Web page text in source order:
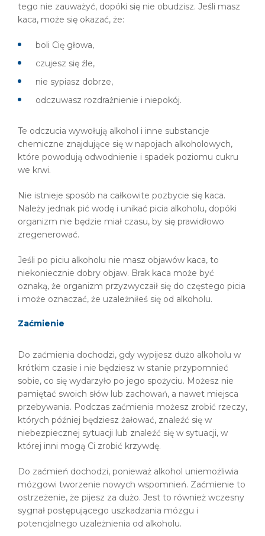
tego nie zauważyć, dopóki się nie obudzisz. Jeśli masz
kaca, może się okazać, że:
boli Cię głowa,
czujesz się źle,
nie sypiasz dobrze,
odczuwasz rozdrażnienie i niepokój.
Te odczucia wywołują alkohol i inne substancje
chemiczne znajdujące się w napojach alkoholowych,
które powodują odwodnienie i spadek poziomu cukru
we krwi.
Nie istnieje sposób na całkowite pozbycie się kaca.
Należy jednak pić wodę i unikać picia alkoholu, dopóki
organizm nie będzie miał czasu, by się prawidłowo
zregenerować.
Jeśli po piciu alkoholu nie masz objawów kaca, to
niekoniecznie dobry objaw. Brak kaca może być
oznaką, że organizm przyzwyczaił się do częstego picia
i może oznaczać, że uzależniłeś się od alkoholu.
Zaćmienie
Do zaćmienia dochodzi, gdy wypijesz dużo alkoholu w
krótkim czasie i nie będziesz w stanie przypomnieć
sobie, co się wydarzyło po jego spożyciu. Możesz nie
pamiętać swoich słów lub zachowań, a nawet miejsca
przebywania. Podczas zaćmienia możesz zrobić rzeczy,
których później będziesz żałować, znaleźć się w
niebezpiecznej sytuacji lub znaleźć się w sytuacji, w
której inni mogą Ci zrobić krzywdę.
Do zaćmień dochodzi, ponieważ alkohol uniemożliwia
mózgowi tworzenie nowych wspomnień. Zaćmienie to
ostrzeżenie, że pijesz za dużo. Jest to również wczesny
sygnał postępującego uszkadzania mózgu i
potencjalnego uzależnienia od alkoholu.